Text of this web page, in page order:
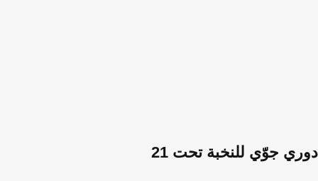
دوري جوّي للنخبة تحت 21